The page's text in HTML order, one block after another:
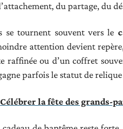
du partage, du
se tournent souvent vers le
attention devient
raffinée ou d’un coffret
parfois le statut de
Célébrer la fête des grands-